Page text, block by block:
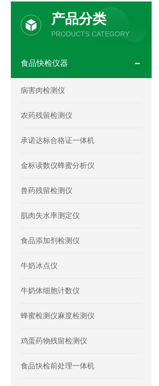
产品分类
PRODUCTS CATEGORY
食品快检仪器
病害肉检测仪
农药残留检测仪
承诺达标合格证一体机
金标读数仪蜂蜜分析仪
兽药残留检测仪
肌肉失水率测定仪
食品添加剂检测仪
牛奶冰点仪
牛奶体细胞计数仪
蜂蜜检测仪麻度检测仪
鸡蛋药物残留检测仪
食品快检前处理一体机